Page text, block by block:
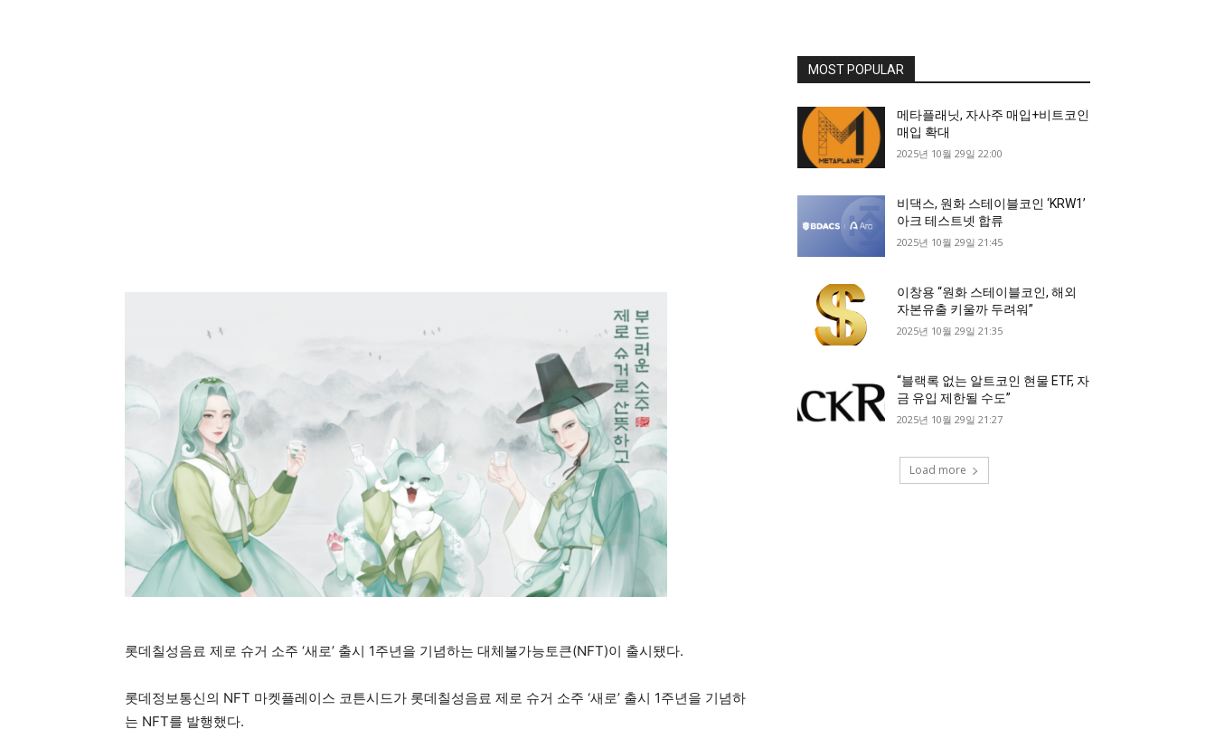
롯데칠성음료 제로 슈거 소주 ‘새로’ 출시 1주년을 기념하는 대체불가능토큰(NFT)이 출시됐다.
롯데정보통신의 NFT 마켓플레이스 코튼시드가 롯데칠성음료 제로 슈거 소주 ‘새로’ 출시 1주년을 기념하
는 NFT를 발행했다.
MOST POPULAR
메타플래닛, 자사주 매입+비트코인
매입 확대
2025년 10월 29일 22:00
비댁스, 원화 스테이블코인 ‘KRW1’
아크 테스트넷 합류
2025년 10월 29일 21:45
이창용 “원화 스테이블코인, 해외
자본유출 키울까 두려워”
2025년 10월 29일 21:35
“블랙록 없는 알트코인 현물 ETF, 자
금 유입 제한될 수도”
2025년 10월 29일 21:27
Load more